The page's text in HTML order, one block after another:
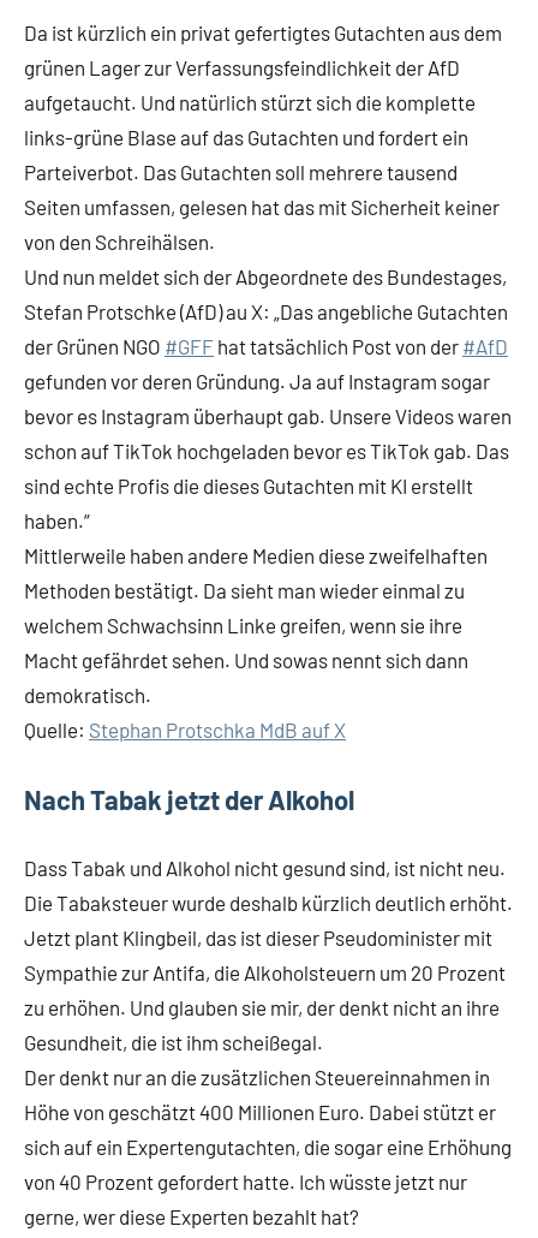
Da ist kürzlich ein privat gefertigtes Gutachten aus dem
grünen Lager zur Verfassungsfeindlichkeit der AfD
aufgetaucht. Und natürlich stürzt sich die komplette
links-grüne Blase auf das Gutachten und fordert ein
Parteiverbot. Das Gutachten soll mehrere tausend
Seiten umfassen, gelesen hat das mit Sicherheit keiner
von den Schreihälsen.
Und nun meldet sich der Abgeordnete des Bundestages,
Stefan Protschke (AfD) au X: „Das angebliche Gutachten
der Grünen NGO #GFF hat tatsächlich Post von der #AfD
gefunden vor deren Gründung. Ja auf Instagram sogar
bevor es Instagram überhaupt gab. Unsere Videos waren
schon auf TikTok hochgeladen bevor es TikTok gab. Das
sind echte Profis die dieses Gutachten mit KI erstellt
haben.“
Mittlerweile haben andere Medien diese zweifelhaften
Methoden bestätigt. Da sieht man wieder einmal zu
welchem Schwachsinn Linke greifen, wenn sie ihre
Macht gefährdet sehen. Und sowas nennt sich dann
demokratisch.
Quelle: Stephan Protschka MdB auf X
Nach Tabak jetzt der Alkohol
Dass Tabak und Alkohol nicht gesund sind, ist nicht neu.
Die Tabaksteuer wurde deshalb kürzlich deutlich erhöht.
Jetzt plant Klingbeil, das ist dieser Pseudominister mit
Sympathie zur Antifa, die Alkoholsteuern um 20 Prozent
zu erhöhen. Und glauben sie mir, der denkt nicht an ihre
Gesundheit, die ist ihm scheißegal.
Der denkt nur an die zusätzlichen Steuereinnahmen in
Höhe von geschätzt 400 Millionen Euro. Dabei stützt er
sich auf ein Expertengutachten, die sogar eine Erhöhung
von 40 Prozent gefordert hatte. Ich wüsste jetzt nur
gerne, wer diese Experten bezahlt hat?